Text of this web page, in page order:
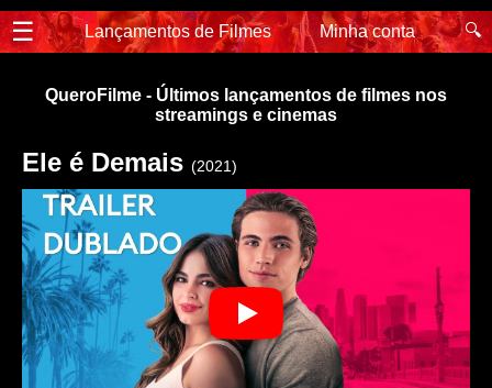
☰ Lançamentos de Filmes Minha conta 🔍
QueroFilme - Últimos lançamentos de filmes nos
streamings e cinemas
Ele é Demais (2021)